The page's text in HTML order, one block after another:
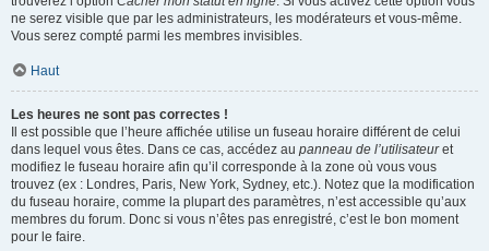
ne serez visible que par les administrateurs, les modérateurs et vous-même.
Vous serez compté parmi les membres invisibles.
Haut
Les heures ne sont pas correctes !
Il est possible que l’heure affichée utilise un fuseau horaire différent de celui
dans lequel vous êtes. Dans ce cas, accédez au panneau de l’utilisateuret
modifiez le fuseau horaire afin qu’il corresponde à la zone où vous vous
trouvez (ex : Londres, Paris, New York, Sydney, etc.). Notez que la modification
du fuseau horaire, comme la plupart des paramètres, n’est accessible qu’aux
membres du forum. Donc si vous n’êtes pas enregistré, c’est le bon moment
pour le faire.